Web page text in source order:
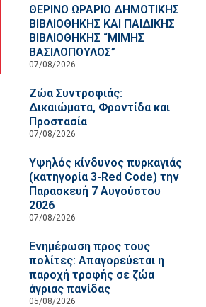
ΘΕΡΙΝΟ ΩΡΑΡΙΟ ΔΗΜΟΤΙΚΗΣ
ΒΙΒΛΙΟΘΗΚΗΣ ΚΑΙ ΠΑΙΔΙΚΗΣ
ΒΙΒΛΙΟΘΗΚΗΣ “ΜΙΜΗΣ
ΒΑΣΙΛΟΠΟΥΛΟΣ”
07/08/2026
Ζώα Συντροφιάς:
Δικαιώματα, Φροντίδα και
Προστασία
07/08/2026
Υψηλός κίνδυνος πυρκαγιάς
(κατηγορία 3-Red Code) την
Παρασκευή 7 Αυγούστου
2026
07/08/2026
Ενημέρωση προς τους
πολίτες: Απαγορεύεται η
παροχή τροφής σε ζώα
άγριας πανίδας
05/08/2026